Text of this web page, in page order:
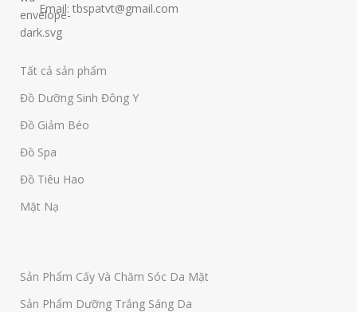
Email: tbspatvt@gmail.com
Tất cả sản phẩm
Đồ Dưỡng Sinh Đông Y
Đồ Giảm Béo
Đồ Spa
Đồ Tiêu Hao
Mặt Nạ
Sản Phẩm Cấy Và Chăm Sóc Da Mặt
Sản Phẩm Dưỡng Trắng Sáng Da